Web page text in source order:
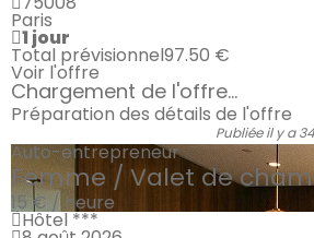
Paris
1 jour
Total prévisionnel97.50 €
Voir l'offre
Chargement de l'offre...
Préparation des détails de l'offre
Publiée il y a
Auto-entrepreneur
Femme / Valet de
15 € / heure
Hôtel ***